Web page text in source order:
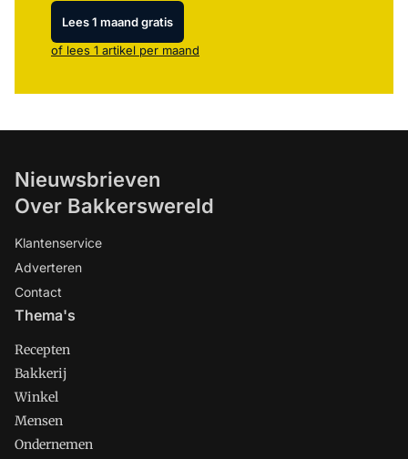
Lees 1 maand gratis
of lees 1 artikel per maand
Nieuwsbrieven
Over Bakkerswereld
Klantenservice
Adverteren
Contact
Thema's
Recepten
Bakkerij
Winkel
Mensen
Ondernemen